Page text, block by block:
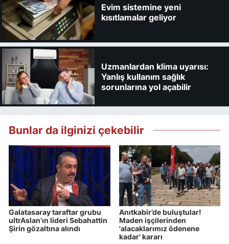
Evim sistemine yeni
kısıtlamalar geliyor
Uzmanlardan klima uyarısı:
Yanlış kullanım sağlık
sorunlarına yol açabilir
Bunlar da ilginizi çekebilir
Galatasaray taraftar grubu
ultrAslan’ın lideri Sebahattin
Şirin gözaltına alındı
Anıtkabir’de buluştular!
Maden işçilerinden
'alacaklarımız ödenene
kadar' kararı